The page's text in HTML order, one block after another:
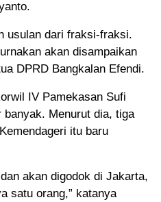
usulan dari fraksi-fraksi.
akan disampaikan
DPRD Bangkalan Efendi.
IV Pamekasan Sufi
Menurut dia, tiga
itu baru
akan digodok di Jakarta,
satu orang,” katanya